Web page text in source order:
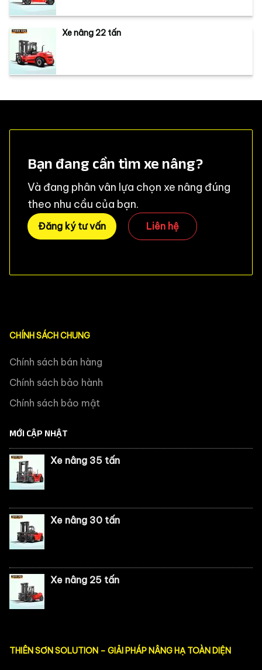
Xe nâng 22 tấn
Bạn đang cần tìm xe nâng?
Và đang phân vân lựa chọn xe nâng đúng
theo nhu cầu của bạn.
Đăng ký tư vấn Liên hệ
CHÍNH SÁCH CHUNG
Chính sách bán hàng
Chính sách bảo hành
Chính sách bảo mật
MỚI CẬP NHẬT
Xe nâng 35 tấn
Xe nâng 30 tấn
Xe nâng 25 tấn
THIÊN SƠN SOLUTION – GIẢI PHÁP NÂNG HẠ TOÀN DIỆN